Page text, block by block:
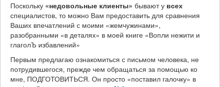
Поскольку «недовольные клиенты» бывают у всех
специалистов, то можно Вам предоставить для сравнения
Ваших впечатлений с моими «жемчужинами»,
разобранными «в деталях» в моей книге «Вопли нежити и
глаголЪ избавлений»
Первым предлагаю ознакомиться с письмом человека, не
потрудившегося, прежде чем обращаться за помощью ко
мне, ПОДГОТОВИТЬСЯ. Он просто «поставил галочку» в